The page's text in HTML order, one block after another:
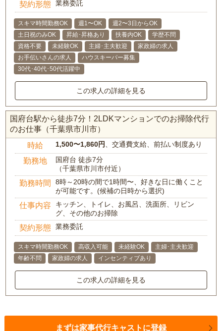
契約形態 業務委託
スキマ時間勤務OK 週1〜OK
週2〜3日からOK
土日祝のみOK
昇給･昇格あり 扶養内OK
学歴不問
資格不要
未経験OK 主婦･主夫歓迎
家政婦の求人
お手伝いさんの求人
ハウスキーパー募集
30代･40代･50代活躍中
この求人の詳細を見る
国府台駅から徒歩7分！2LDKマンションでのお掃除代行
のお仕事（千葉県市川市）
時給 1,500〜1,860円 、交通費支給、前払い制度あり
勤務地
国府台 徒歩7分
（千葉県市川市付近）
勤務時間
8時～20時の間で1時間〜、好きな日に働くこと
が可能です。(候補の日時から選択)
仕事内容
キッチン、トイレ、お風呂、洗面所、リビン
グ、その他のお掃除
契約形態 業務委託
スキマ時間勤務OK 高収入可能 未経験OK
主婦･主夫歓迎
年齢不問
家政婦の求人 インセンティブあり
この求人の詳細を見る
まずは家事代行キャストに登録